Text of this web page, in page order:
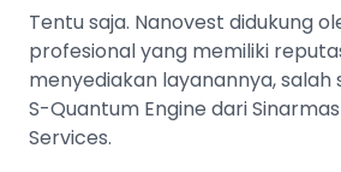
Tentu saja. Nanovest didukung
profesional yang memiliki
menyediakan layanannya,
S-Quantum Engine dari
Services.